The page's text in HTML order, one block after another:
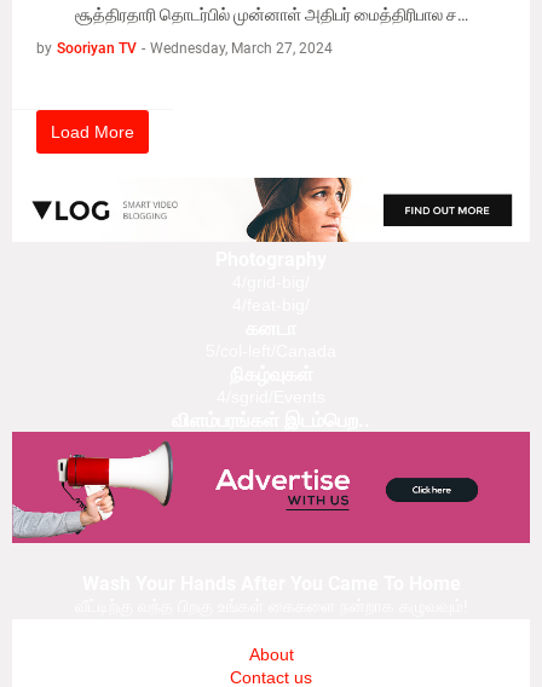
About
Contact us
சூத்திரதாரி தொடர்பில் முன்னாள் அதிபர் மைத்திரிபால ச…
by Sooriyan TV - Wednesday, March 27, 2024
Load More